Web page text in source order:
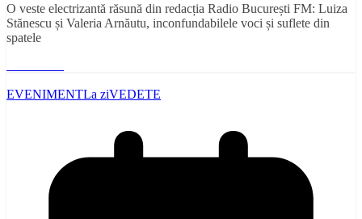
O veste electrizantă răsună din redacția Radio București FM: Luiza
Stănescu și Valeria Arnăutu, inconfundabilele voci și suflete din
spatele
EVENIMENTLa ziVEDETE